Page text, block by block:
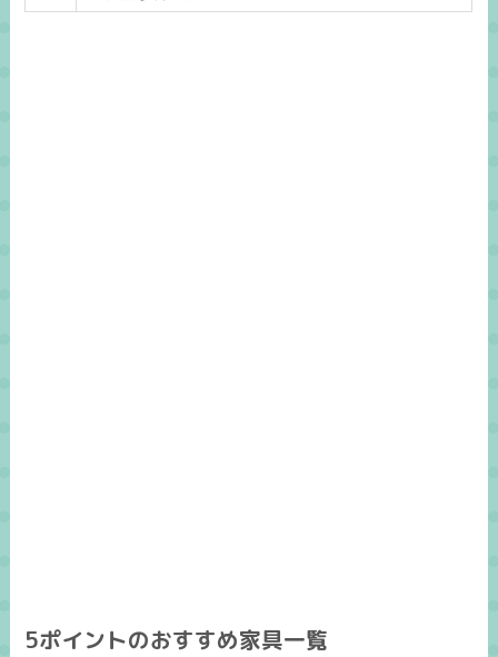
5ポイントのおすすめ家具一覧